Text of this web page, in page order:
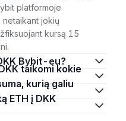
platformoje
netaikant jokių
kursą 15
Bybit-eu?